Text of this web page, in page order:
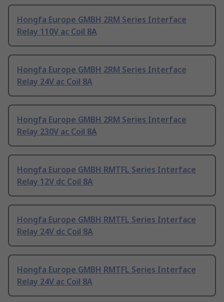
Hongfa Europe GMBH 2RM Series Interface
Relay 110V ac Coil 8A
Hongfa Europe GMBH 2RM Series Interface
Relay 24V ac Coil 8A
Hongfa Europe GMBH 2RM Series Interface
Relay 230V ac Coil 8A
Hongfa Europe GMBH RMTFL Series Interface
Relay 12V dc Coil 8A
Hongfa Europe GMBH RMTFL Series Interface
Relay 24V dc Coil 8A
Hongfa Europe GMBH RMTFL Series Interface
Relay 24V ac Coil 8A